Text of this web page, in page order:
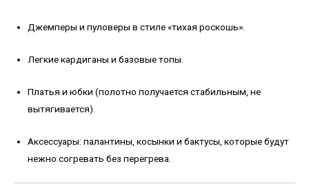
Джемперы и пуловеры в стиле «тихая роскошь».
Легкие кардиганы и базовые топы.
Платья и юбки (полотно получается стабильным, не
вытягивается).
Аксессуары: палантины, косынки и бактусы, которые будут
нежно согревать без перегрева.